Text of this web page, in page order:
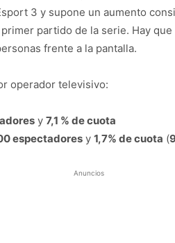
3 y supone un aumento
partido de la serie. Hay
frente a la pantalla.
operador televisivo:
y 7,1 % de cuota
espectadores y 1,7% de cuota (
Anuncios